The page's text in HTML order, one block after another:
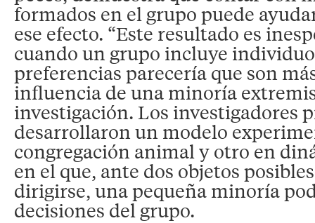
formados en el grupo puede
ese efecto. “Este resultado es
cuando un grupo incluye
preferencias parecería que son
influencia de una minoría
investigación. Los investigadores
desarrollaron un modelo
congregación animal y otro en
en el que, ante dos objetos
dirigirse, una pequeña minoría
decisiones del grupo.